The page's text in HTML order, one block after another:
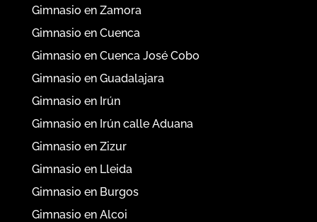
Gimnasio en Zamora
Gimnasio en Cuenca
Gimnasio en Cuenca José Cobo
Gimnasio en Guadalajara
Gimnasio en Irún
Gimnasio en Irún calle Aduana
Gimnasio en Zizur
Gimnasio en Lleida
Gimnasio en Burgos
Gimnasio en Alcoi